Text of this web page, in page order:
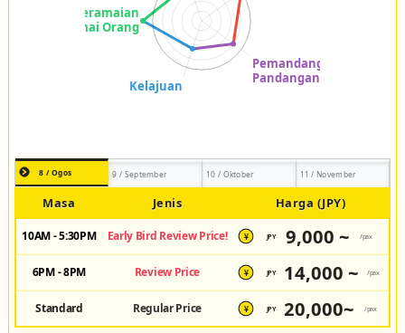
8 / Ogos 9 / September 10 / Oktober 11 / November
Masa Jenis Harga (JPY)
10AM - 5:30PM Early Bird Review Price! ¥ JPY 9,000 ~ /pax
6PM - 8PM Review Price ¥ JPY 14,000 ~ /pax
Standard Regular Price ¥ JPY 20,000~ /pax